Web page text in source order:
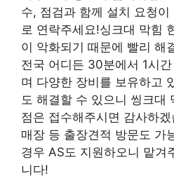
수, 점검과 함께 설치 요청
로 연락주세요!싱크대 막힘
이 악화되기 때문에 빨리 해
전국 어디든 30분에서 1시
며 다양한 장비를 보유하고
도 해결할 수 있으니 씽크대
점은 접수해주시면 감사하
매장 등 출장견적 방문도 가
경우 AS도 지원하오니 맡겨
니다!